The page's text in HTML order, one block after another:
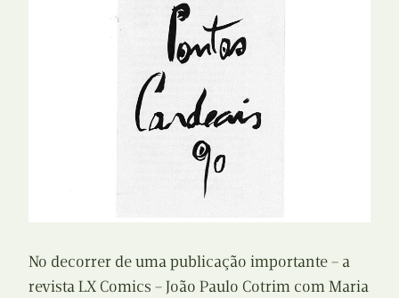
No decorrer de uma publicação importante – a
revista LX Comics – João Paulo Cotrim com Maria